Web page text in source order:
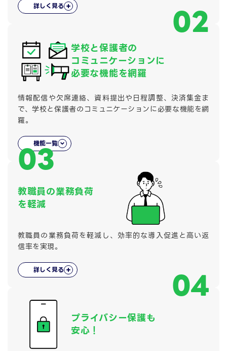
詳しく見る 02
学校と保護者の
コミュニケーションに
必要な機能を網羅
情報配信や欠席連絡、資料提出や日程調整、決済集金ま
で、学校と保護者のコミュニケーションに必要な機能を網
羅。
機能一覧
03
教職員の業務負荷
を軽減
教職員の業務負荷を軽減し、効率的な導入促進と高い返
信率を実現。
詳しく見る 04
プライバシー保護も
安心！